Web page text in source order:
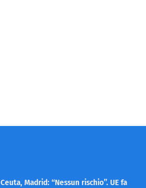
Ceuta, Madrid: “Nessun rischio”. UE fa